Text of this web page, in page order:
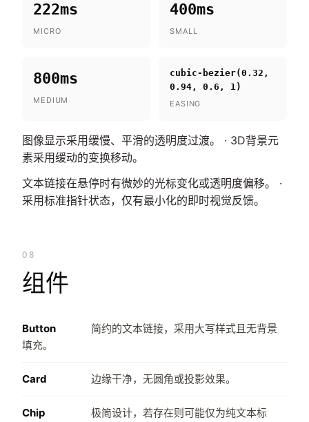
222ms
MICRO
400ms
SMALL
800ms
MEDIUM
cubic-bezier(0.32,
0.94, 0.6, 1)
EASING
图像显示采用缓慢、平滑的透明度过渡。 · 3D背景元
素采用缓动的变换移动。
文本链接在悬停时有微妙的光标变化或透明度偏移。 ·
采用标准指针状态，仅有最小化的即时视觉反馈。
08
组件
Button
简约的文本链接，采用大写样式且无背景
填充。
Card 边缘干净，无圆角或投影效果。
Chip
极简设计，若存在则可能仅为纯文本标